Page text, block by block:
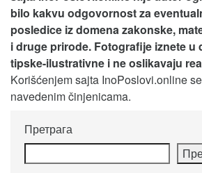
bilo kakvu odgovornost za
posledice iz domena zakonske,
i druge prirode. Fotografije iznete u
tipske-ilustrativne i ne oslikavaju
Korišćenjem sajta InoPoslovi.online
navedenim činjenicama.
Претрага